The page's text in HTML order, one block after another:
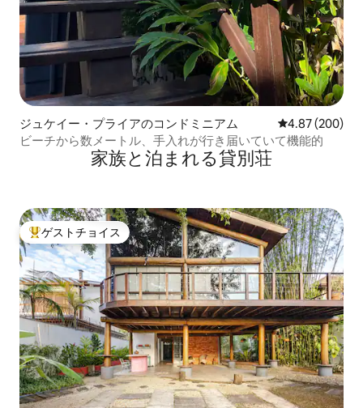
ジュケイー・プライアのコンドミニアム レビュー200
4.87 (200)
ビーチから数メートル、手入れが行き届いていて機能的
家族と泊まれる貸別荘
大好評のゲストチョイスです。
ゲストチョイス